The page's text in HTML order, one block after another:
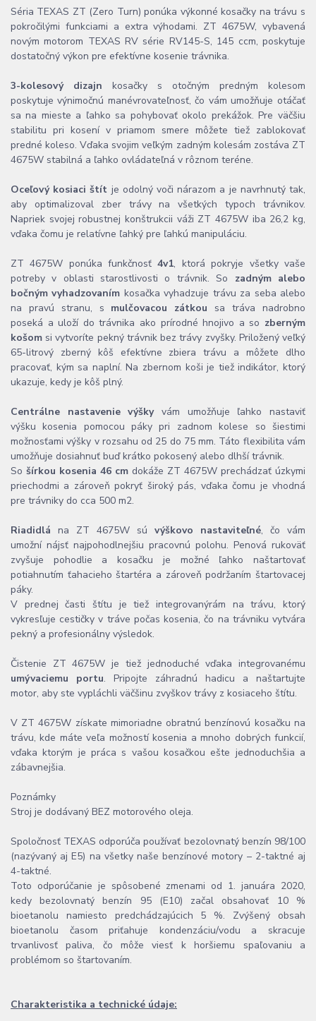
Séria TEXAS ZT (Zero Turn) ponúka výkonné kosačky na trávu s
pokročilými funkciami a extra výhodami. ZT 4675W, vybavená
novým motorom TEXAS RV série RV145-S, 145 ccm, poskytuje
dostatočný výkon pre efektívne kosenie trávnika.
3-kolesový dizajn kosačky s otočným predným kolesom
poskytuje výnimočnú manévrovateľnosť, čo vám umožňuje otáčať
sa na mieste a ľahko sa pohybovať okolo prekážok. Pre väčšiu
stabilitu pri kosení v priamom smere môžete tiež zablokovať
predné koleso. Vďaka svojim veľkým zadným kolesám zostáva ZT
4675W stabilná a ľahko ovládateľná v rôznom teréne.
Oceľový kosiaci štít je odolný voči nárazom a je navrhnutý tak,
aby optimalizoval zber trávy na všetkých typoch trávnikov.
Napriek svojej robustnej konštrukcii váži ZT 4675W iba 26,2 kg,
vďaka čomu je relatívne ľahký pre ľahkú manipuláciu.
ZT 4675W ponúka funkčnosť4v1, ktorá pokryje všetky vaše
potreby v oblasti starostlivosti o trávnik. So zadným alebo
bočným vyhadzovaním kosačka vyhadzuje trávu za seba alebo
na pravú stranu, s mulčovacou zátkou sa tráva nadrobno
poseká a uloží do trávnika ako prírodné hnojivo a so zberným
košom si vytvoríte pekný trávnik bez trávy zvyšky. Priložený veľký
65-litrový zberný kôš efektívne zbiera trávu a môžete dlho
pracovať, kým sa naplní. Na zbernom koši je tiež indikátor, ktorý
ukazuje, kedy je kôš plný.
Centrálne nastavenie výškyvám umožňuje ľahko nastaviť
výšku kosenia pomocou páky pri zadnom kolese so šiestimi
možnosťami výšky v rozsahu od 25 do 75 mm. Táto flexibilita vám
umožňuje dosiahnuť buď krátko pokosený alebo dlhší trávnik.
So šírkou kosenia 46 cmdokáže ZT 4675W prechádzať úzkymi
priechodmi a zároveň pokryť široký pás, vďaka čomu je vhodná
pre trávniky do cca 500 m2.
Riadidlá na ZT 4675W sú výškovo nastaviteľné, čo vám
umožní nájsť najpohodlnejšiu pracovnú polohu. Penová rukoväť
zvyšuje pohodlie a kosačku je možné ľahko naštartovať
potiahnutím ťahacieho štartéra a zároveň podržaním štartovacej
páky.
V prednej časti štítu je tiež integrovanýrám na trávu, ktorý
vykresľuje cestičky v tráve počas kosenia, čo na trávniku vytvára
pekný a profesionálny výsledok.
Čistenie ZT 4675W je tiež jednoduché vďaka integrovanému
umývaciemu portu. Pripojte záhradnú hadicu a naštartujte
motor, aby ste vypláchli väčšinu zvyškov trávy z kosiaceho štítu.
V ZT 4675W získate mimoriadne obratnú benzínovú kosačku na
trávu, kde máte veľa možností kosenia a mnoho dobrých funkcií,
vďaka ktorým je práca s vašou kosačkou ešte jednoduchšia a
zábavnejšia.
Poznámky
Stroj je dodávaný BEZ motorového oleja.
Spoločnosť TEXAS odporúča používať bezolovnatý benzín 98/100
(nazývaný aj E5) na všetky naše benzínové motory – 2-taktné aj
4-taktné.
Toto odporúčanie je spôsobené zmenami od 1. januára 2020,
kedy bezolovnatý benzín 95 (E10) začal obsahovať 10 %
bioetanolu namiesto predchádzajúcich 5 %. Zvýšený obsah
bioetanolu časom priťahuje kondenzáciu/vodu a skracuje
trvanlivosť paliva, čo môže viesť k horšiemu spaľovaniu a
problémom so štartovaním.
Charakteristika a technické údaje: